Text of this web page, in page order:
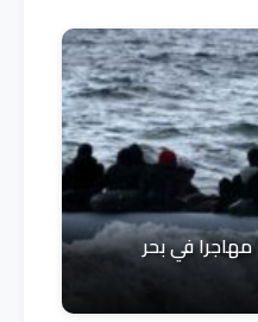
السلطات التركية..غرق 14 مهاجرا في بحر